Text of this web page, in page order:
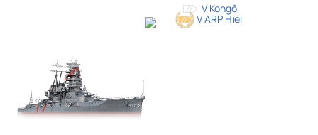
V Kongō
V ARP Hiei